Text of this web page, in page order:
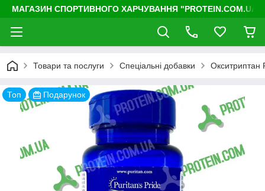
МАГАЗИН СПОРТИВНОГО ХАРЧУВАННЯ "PROTEIN.COM.UA"
Товари та послуги Спеціальні добавки Окситриптан
Топ Подарунок